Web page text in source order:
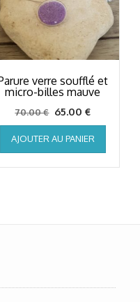
verre soufflé et
micro-billes mauve
70.00€ Le
prix
initial
était :
70.00 €.
65.00€Le
prix
actuel
est :
65.00 €.
AJOUTER AU PANIER